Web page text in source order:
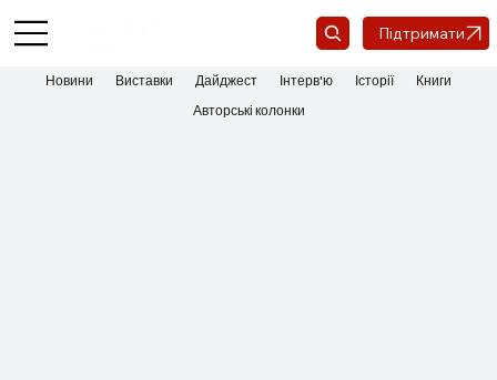
Підтримати
Новини Виставки Дайджест Інтерв'ю Історії
Книги
Авторські колонки